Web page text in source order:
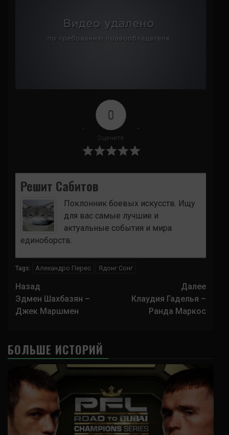
0
Оцените
Решит Сабитов
Поклонник боевых искусств. Ищу
для вас самые лучшие и
актуальные события и мира
единоборств.
Tags: Алехандро Перес Ядонг Сонг
Навигация
записи
Назад
Эдмен Шахбазян –
Джек Маршмен
Далее
Клаудия Гаделья –
Ранда Маркос
БОЛЬШЕ ИСТОРИЙ